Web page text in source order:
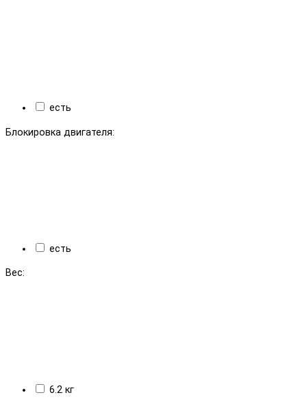
есть
Блокировка двигателя:
есть
Вес:
6.2 кг